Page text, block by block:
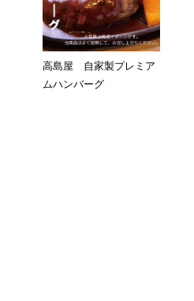
高島屋 自家製プレミア
ムハンバーグ